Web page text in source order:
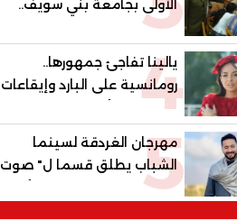
الأولى بجامعة بني سويف..
1148 طالبًا وطالبة سجلوا
رغباتهم
4
يالينا تفاجئ جمهورها..
رومانسية على البارد وإيقاعات
ساخنة في أحدث كليباتها
5
مهرجان الغردقة لسينما
الشباب يطلق قسما ل" صوت
السينما" ..وحمادة هلال أول